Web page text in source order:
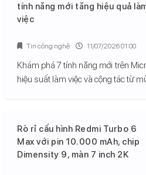
tính năng mới tăng hiệu quả
việc
Khám phá 7 tính năng mới trên
hiệu suất làm việc và cộng tác từ
Tin công nghệ 11/07/2026 01:00
Rò rỉ cấu hình Redmi Turbo 6
Max với pin 10.000 mAh, chip
Dimensity 9, màn 7 inch 2K